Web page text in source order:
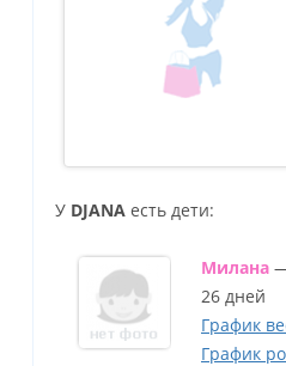
У DJANA есть дети:
Милана
26 дней
График
График